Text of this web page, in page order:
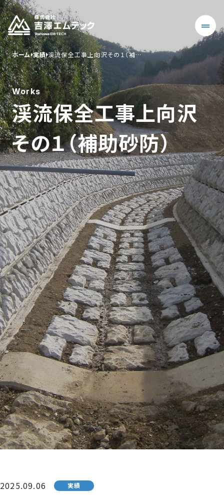
Works
渓流保全工事上向沢
その１（補助砂防）
ホーム 実績 渓流保全工事上向沢その１（補…
2025.09.06 実績